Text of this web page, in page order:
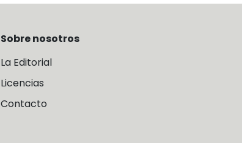
Sobre nosotros
La Editorial
Licencias
Contacto